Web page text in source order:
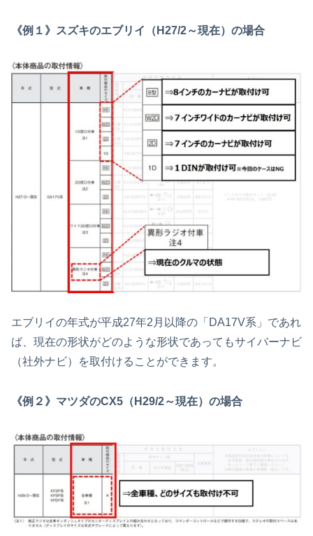
《例１》スズキのエブリイ（H27/2～現在）の場合
エブリイの年式が平成27年2月以降の「DA17V系」であれ
ば、現在の形状がどのような形状であってもサイバーナビ
（社外ナビ）を取付けることができます。
《例２》マツダのCX5（H29/2～現在）の場合